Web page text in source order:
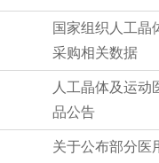
国家组织人工晶
采购相关数据
人工晶体及运动
品公告
关于公布部分医